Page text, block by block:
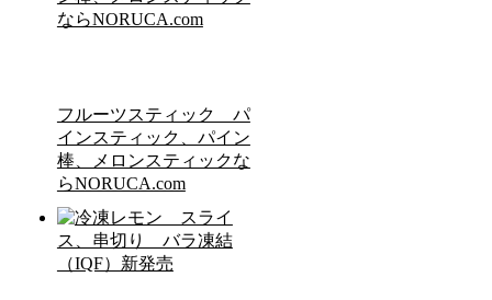
フルーツスティック パ
インスティック、パイン
棒、メロンスティックな
らNORUCA.com